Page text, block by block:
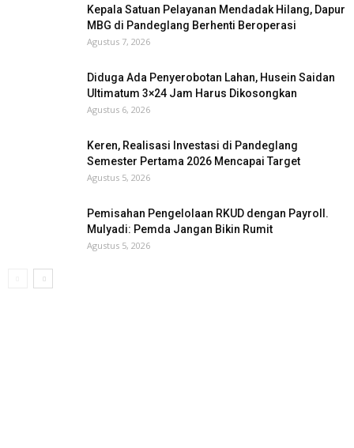
Kepala Satuan Pelayanan Mendadak Hilang, Dapur
MBG di Pandeglang Berhenti Beroperasi
Agustus 7, 2026
Diduga Ada Penyerobotan Lahan, Husein Saidan
Ultimatum 3×24 Jam Harus Dikosongkan
Agustus 6, 2026
Keren, Realisasi Investasi di Pandeglang
Semester Pertama 2026 Mencapai Target
Agustus 5, 2026
Pemisahan Pengelolaan RKUD dengan Payroll.
Mulyadi: Pemda Jangan Bikin Rumit
Agustus 5, 2026